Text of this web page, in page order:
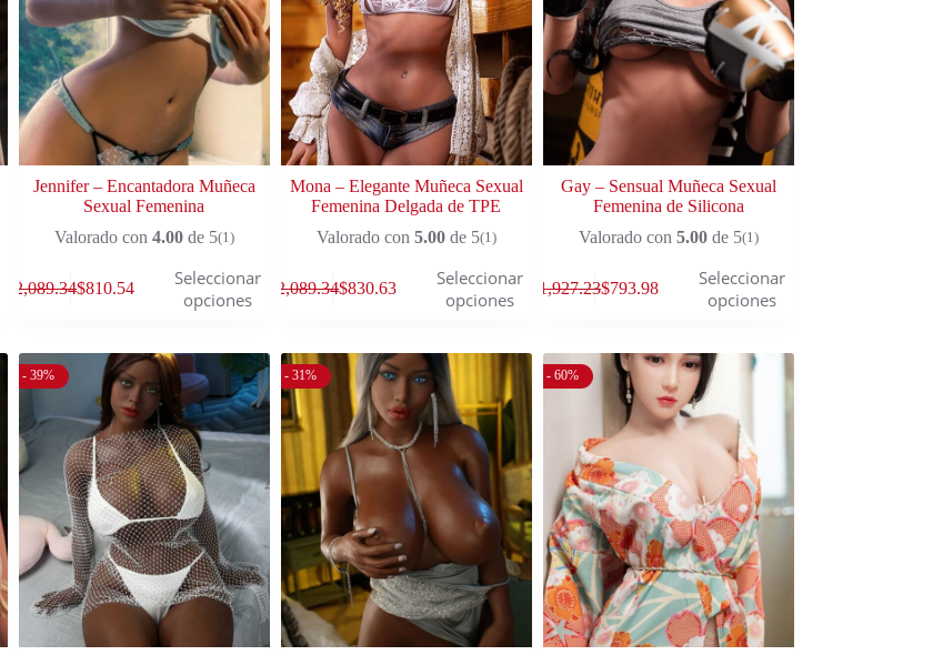
Jennifer – Encantadora Muñeca
Sexual Femenina
Valorado con 4.00de 5(1)
2,089.34$810.54
Seleccionar
opciones
Mona – Elegante Muñeca Sexual
Femenina Delgada de TPE
Valorado con 5.00de 5(1)
2,089.34$830.63
Seleccionar
opciones
Gay – Sensual Muñeca Sexual
Femenina de Silicona
Valorado con 5.00de 5(1)
1,927.23$793.98
Seleccionar
opciones
- 39% - 31% - 60%